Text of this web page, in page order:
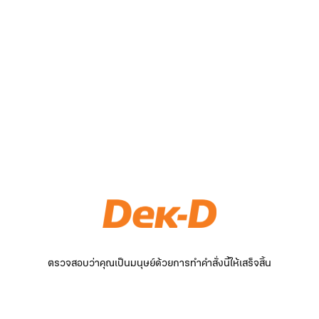
ตรวจสอบว่าคุณเป็นมนุษย์ด้วยการทำคำสั่งนี้ให้เสร็จสิ้น